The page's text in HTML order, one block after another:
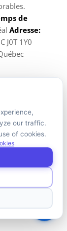
de
Adresse:
J0T 1Y0
our traffic.
of cookies.